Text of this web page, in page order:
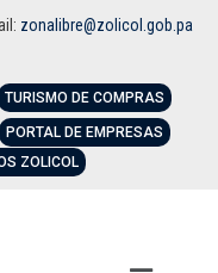
zonalibre@zolicol.gob.pa
TURISMO DE COMPRAS
PORTAL DE EMPRESAS
ZOLICOL